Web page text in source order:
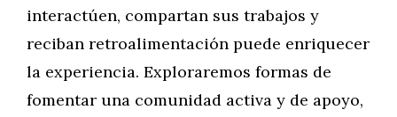
interactúen, compartan sus trabajos y
reciban retroalimentación puede enriquecer
la experiencia. Exploraremos formas de
fomentar una comunidad activa y de apoyo,